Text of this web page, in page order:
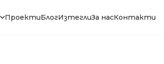
ПроектиБлогИзтеглиЗа насКонтакти